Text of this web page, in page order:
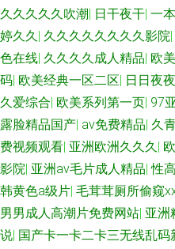
久久久久久吹潮| 日干夜干| 一
婷久久| 久久久久久久久久影院|
色在线| 久久久久成人精品| 欧
码| 欧美经典一区二区| 日日夜
久爱综合| 欧美系列第一页| 97
露脸精品国产| av免费精品| 久
费视频观看| 亚洲欧洲久久久|
影院| 亚洲av毛片成人精品|性
韩黄色a级片| 毛茸茸厕所偷窥
男男成人高潮片免费网站| 亚洲
说| 国产卡一卡二卡三无线乱码